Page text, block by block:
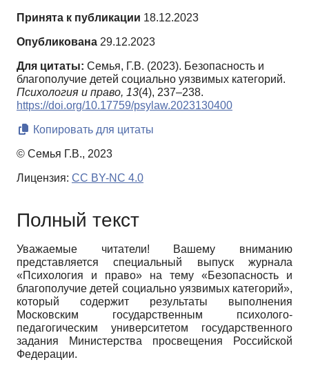
Принята к публикации 18.12.2023
Опубликована 29.12.2023
Для цитаты: Семья, Г.В. (2023). Безопасность и
благополучие детей социально уязвимых категорий.
Психология и право, 13(4), 237–238.
https://doi.org/10.17759/psylaw.2023130400
Копировать для цитаты
© Семья Г.В., 2023
Лицензия: CC BY-NC 4.0
Полный текст
Уважаемые читатели! Вашему вниманию
представляется специальный выпуск журнала
«Психология и право» на тему «Безопасность и
благополучие детей социально уязвимых категорий»,
который содержит результаты выполнения
Московским государственным психолого-
педагогическим университетом государственного
задания Министерства просвещения Российской
Федерации.